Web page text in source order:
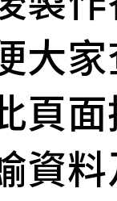
大
頁
料